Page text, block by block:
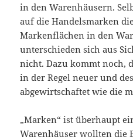
in den Warenhäusern.
auf die Handelsmarken
Markenflächen in den
unterschieden sich aus
nicht. Dazu kommt noch,
in der Regel neuer und
abgewirtschaftet wie die
„Marken“ ist überhaupt
Warenhäuser wollten die